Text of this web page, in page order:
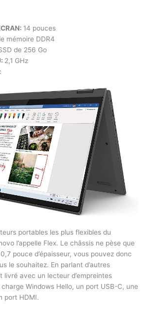
14 pouces
mémoire DDR4
de 256 Go
2,1 GHz
portables les plus flexibles du
l’appelle Flex. Le châssis ne pèse que
pouce d’épaisseur, vous pouvez donc
le souhaitez. En parlant d’autres
livré avec un lecteur d’empreintes
Windows Hello, un port USB-C, une
port HDMI.